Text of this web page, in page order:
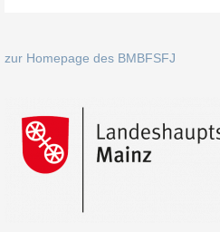
zur Homepage des BMBFSFJ